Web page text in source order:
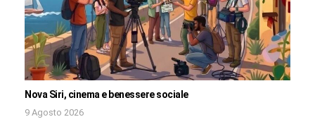
Nova Siri, cinema e benessere sociale
9 Agosto 2026